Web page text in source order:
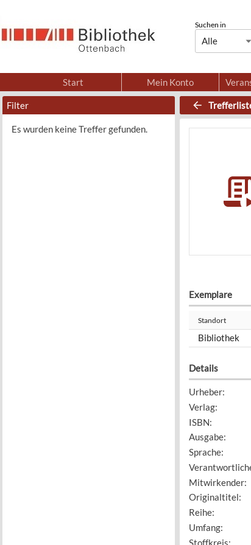
Suchen in
Alle
Start Mein Konto
Filter
Es wurden keine Treffer gefunden.
Exemplare
Standort
Bibliothek
Details
Urheber:
Verlag:
ISBN:
Ausgabe:
Sprache:
Mitwirkender:
Originaltitel:
Reihe:
Umfang:
Stoffkreis: